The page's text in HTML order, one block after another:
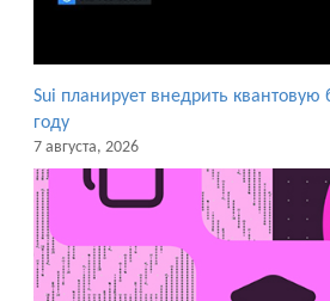
Sui планирует внедрить квантовую
году
7 августа, 2026